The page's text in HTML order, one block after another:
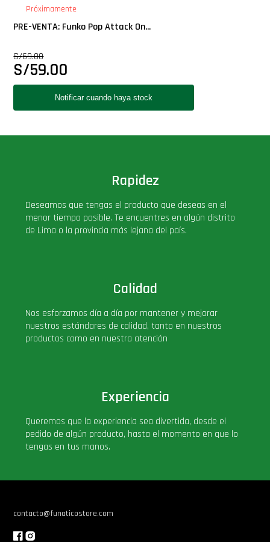
Próximamente
PRE-VENTA: Funko Pop Attack On...
S/69.00
S/59.00
Rapidez
Deseamos que tengas el producto que deseas en el
menor tiempo posible. Te encuentres en algún distrito
de Lima o la provincia más lejana del país.
Calidad
Nos esforzamos día a día por mantener y mejorar
nuestros estándares de calidad, tanto en nuestros
productos como en nuestra atención
Experiencia
Queremos que la experiencia sea divertida, desde el
pedido de algún producto, hasta el momento en que lo
tengas en tus manos.
contacto@funaticostore.com